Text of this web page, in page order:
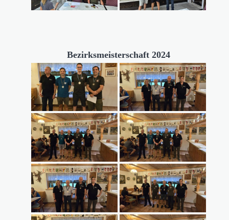
Bezirksmeisterschaft 2024